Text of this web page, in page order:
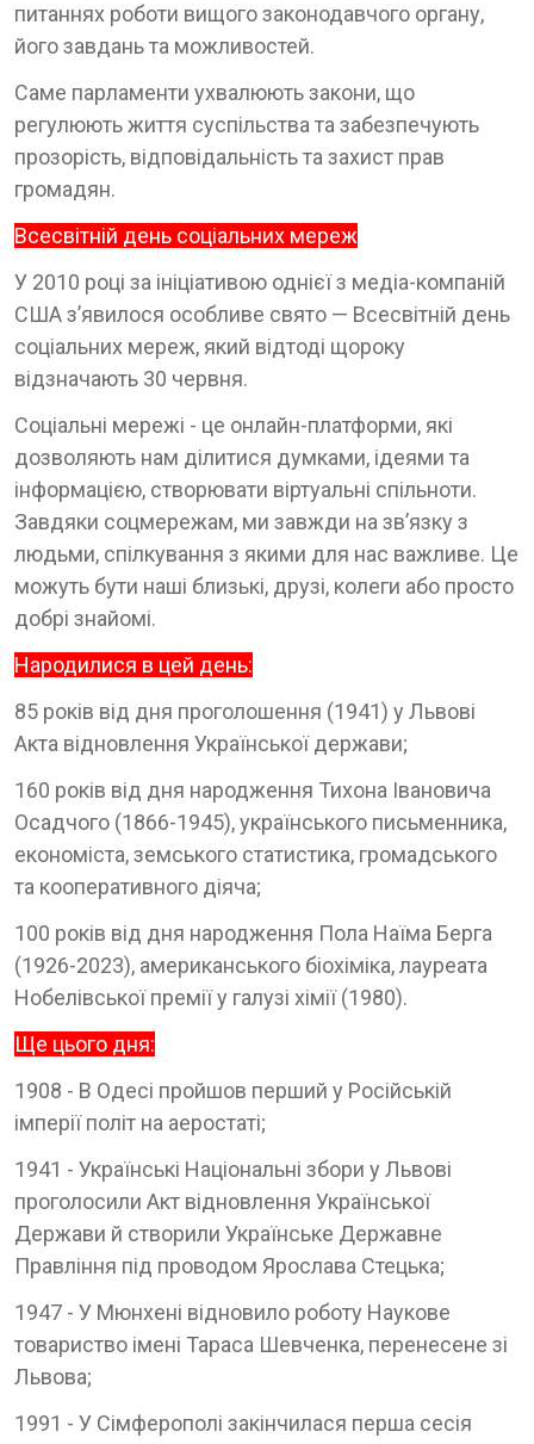
питаннях роботи вищого законодавчого органу,
його завдань та можливостей.
Саме парламенти ухвалюють закони, що
регулюють життя суспільства та забезпечують
прозорість, відповідальність та захист прав
громадян.
Всесвітній день соціальних мереж
У 2010 році за ініціативою однієї з медіа-компаній
США з’явилося особливе свято — Всесвітній день
соціальних мереж, який відтоді щороку
відзначають 30 червня.
Соціальні мережі - це онлайн-платформи, які
дозволяють нам ділитися думками, ідеями та
інформацією, створювати віртуальні спільноти.
Завдяки соцмережам, ми завжди на зв’язку з
людьми, спілкування з якими для нас важливе. Це
можуть бути наші близькі, друзі, колеги або просто
добрі знайомі.
Народилися в цей день:
85 років від дня проголошення (1941) у Львові
Aкта відновлення Української держави;
160 років від дня народження Тихона Івановича
Осадчого (1866-1945), українського письменника,
економіста, земського статистика, громадського
та кооперативного діяча;
100 років від дня народження Пола Наїма Берга
(1926-2023), американського біохіміка, лауреата
Нобелівської премії у галузі хімії (1980).
Ще цього дня:
1908 - В Одесі пройшов перший у Російській
імперії політ на аеростаті;
1941 - Українські Національні збори у Львові
проголосили Акт відновлення Української
Держави й створили Українське Державне
Правління під проводом Ярослава Стецька;
1947 - У Мюнхені відновило роботу Наукове
товариство імені Тараса Шевченка, перенесене зі
Львова;
1991 - У Сімферополі закінчилася перша сесія